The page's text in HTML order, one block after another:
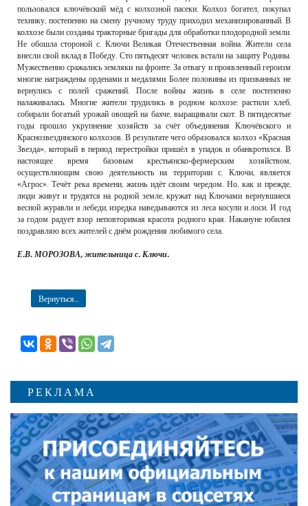
пользовался ключёвский мёд с колхозной пасеки. Колхоз богател, покупал
технику, постепенно на смену ручному труду приходил механизированный. В
колхозе были созданы тракторные бригады для обработки плодородной земли.
Не обошла стороной с. Ключи Великая Отечественная война. Жители села
внесли свой вклад в Победу. Сто пятьдесят человек встали на защиту Родины.
Мужественно сражались земляки на фронте. За отвагу и проявленный героизм
многие награждены орденами и медалями. Более половины из призванных не
вернулись с полей сражений. После войны жизнь в селе постепенно
налаживалась. Многие жители трудились в родном колхозе: растили хлеб,
собирали богатый урожай овощей на бахче, выращивали скот. В пятидесятые
годы прошло укрупнение хозяйств за счёт объединения Ключёвского и
Краснозвездинского колхозов. В результате чего образовался колхоз «Красная
Звезда», который в период перестройки пришёл в упадок и обанкротился. В
настоящее время базовым крестьянско-фермерским хозяйством,
осуществляющим свою деятельность на территории с. Ключи, является
«Агрос». Течёт река времени, жизнь идёт своим чередом. Но, как и прежде,
люди живут и трудятся на родной земле, кружат над Ключами вернувшиеся
весной журавли и лебеди, изредка наведываются из леса косули и лоси. И год
за годом радует взор неповторимая красота родного края. Накануне юбилея
поздравляю всех жителей с днём рождения любимого села.
Е.В. МОРОЗОВА, жительница с. Ключи.
Вернуться...
РЕКЛАМА